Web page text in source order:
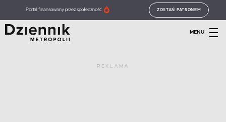
Portal finansowany przez społeczność ZOSTAŃ PATRONEM
MENU
REKLAMA